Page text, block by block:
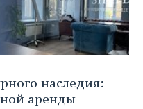
наследия:
аренды